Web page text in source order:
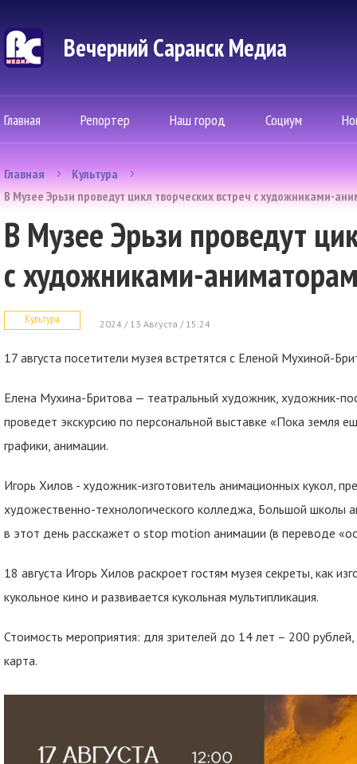
Вечерний Саранск Mедиа
Главная Репортер Наш город Социум
Главная
Культура
В Музее Эрьзи проведут цикл творческих встреч с художниками-
В Музее Эрьзи проведут
с художниками-
Культура 2024 / 13 Августа / 15:24
17 августа посетители музея встретятся с Еленой Мухиной-
Елена Мухина-Бритова — театральный художник, художник-
проведет экскурсию по персональной выставке «Пока земля
графики, анимации.
Игорь Хилов - художник-изготовитель анимационных кукол,
художественно-технологического колледжа, Большой школы
в этот день расскажет о stop motion анимации (в переводе
18 августа Игорь Хилов раскроет гостям музея секреты, как
кукольное кино и развивается кукольная мультипликация.
Стоимость мероприятия: для зрителей до 14 лет – 200
карта.